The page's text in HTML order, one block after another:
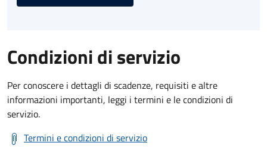
Condizioni di servizio
Per conoscere i dettagli di scadenze, requisiti e altre
informazioni importanti, leggi i termini e le condizioni di
servizio.
Termini e condizioni di servizio